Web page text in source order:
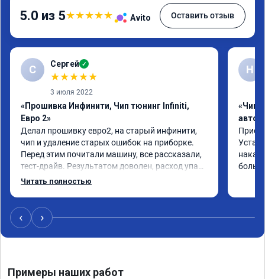
5.0 из 5★★★★★ Avito Оставить отзыв
С Сергей ✓
★★★★★
3 июля 2022
«Прошивка Инфинити, Чип тюнинг Infiniti,
Евро 2»
Делал прошивку евро2, на старый инфинити,
чип и удаление старых ошибок на приборке.
Перед этим почитали машину, все рассказали,
тест-драйв. Результатом доволен, расход упал,
машина стала еще чуть бодрее)
Читать полностью
Н
«Чип
накат
‹ ›
Примеры наших работ